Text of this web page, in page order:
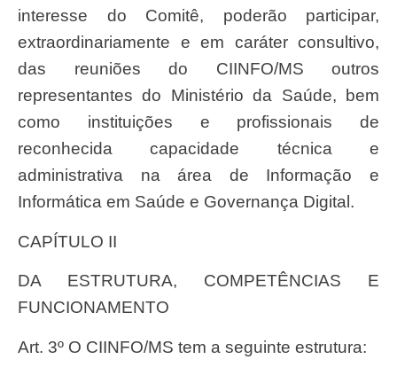
interesse do Comitê, poderão participar,
extraordinariamente e em caráter consultivo,
das reuniões do CIINFO/MS outros
representantes do Ministério da Saúde, bem
como instituições e profissionais de
reconhecida capacidade técnica e
administrativa na área de Informação e
Informática em Saúde e Governança Digital.
CAPÍTULO II
DA ESTRUTURA, COMPETÊNCIAS E
FUNCIONAMENTO
Art. 3º O CIINFO/MS tem a seguinte estrutura: